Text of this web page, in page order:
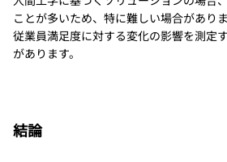
ことが多いため、特に難しい場合があり
従業員満足度に対する変化の影響を測定
があります。
結論